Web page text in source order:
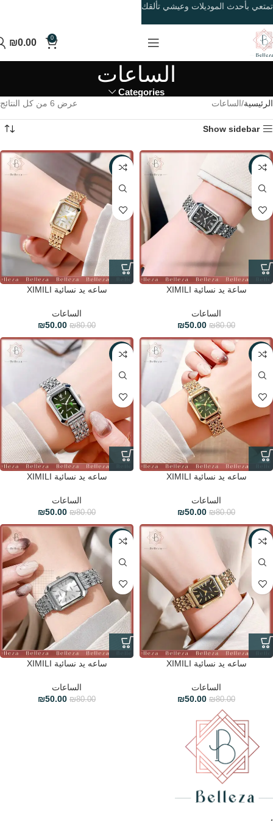
0
₪0.00
الساعات
Categories
الرئيسية الساعات عرض ⁦6⁩ من كل النتائج
Show sidebar
-38%
ساعة يد نسائية XIMILI
الساعات
₪80.00
₪50.00
-38%
ساعه يد نسائية XIMILI
الساعات
₪80.00
₪50.00
-38%
ساعه يد نسائية XIMILI
الساعات
₪80.00
₪50.00
-38%
ساعه يد نسائية XIMILI
الساعات
₪80.00
₪50.00
-38%
ساعه يد نسائية XIMILI
الساعات
₪80.00
₪50.00
-38%
ساعه يد نسائية XIMILI
الساعات
₪80.00
₪50.00
تمتعي بأحدث الموديلات وعيشي تألقك